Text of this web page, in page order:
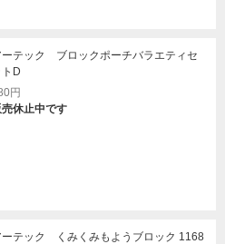
ーテック ブロックポーチバラエティセ
トD
円
休止中です
ーテック くみくみもようブロック 1168